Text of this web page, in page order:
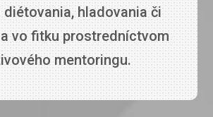
diétovania, hladovania či
vo fitku prostredníctvom
mentoringu.